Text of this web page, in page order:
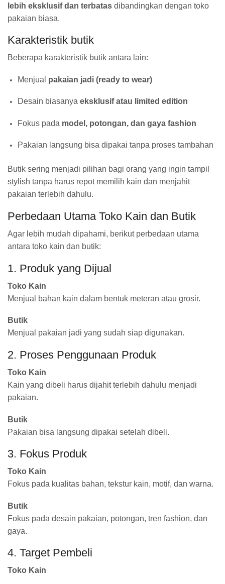
lebih eksklusif dan terbatas dibandingkan dengan toko
pakaian biasa.
Karakteristik butik
Beberapa karakteristik butik antara lain:
Menjual pakaian jadi (ready to wear)
Desain biasanya eksklusif atau limited edition
Fokus pada model, potongan, dan gaya fashion
Pakaian langsung bisa dipakai tanpa proses tambahan
Butik sering menjadi pilihan bagi orang yang ingin tampil
stylish tanpa harus repot memilih kain dan menjahit
pakaian terlebih dahulu.
Perbedaan Utama Toko Kain dan Butik
Agar lebih mudah dipahami, berikut perbedaan utama
antara toko kain dan butik:
1. Produk yang Dijual
Toko Kain
Menjual bahan kain dalam bentuk meteran atau grosir.
Butik
Menjual pakaian jadi yang sudah siap digunakan.
2. Proses Penggunaan Produk
Toko Kain
Kain yang dibeli harus dijahit terlebih dahulu menjadi
pakaian.
Butik
Pakaian bisa langsung dipakai setelah dibeli.
3. Fokus Produk
Toko Kain
Fokus pada kualitas bahan, tekstur kain, motif, dan warna.
Butik
Fokus pada desain pakaian, potongan, tren fashion, dan
gaya.
4. Target Pembeli
Toko Kain